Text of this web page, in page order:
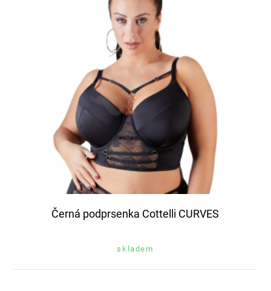
Černá podprsenka Cottelli CURVES
skladem